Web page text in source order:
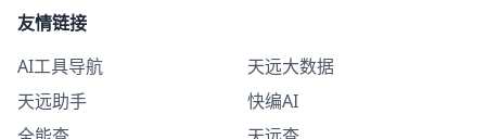
友情链接
AI工具导航
天远大数据
天远助手
快编AI